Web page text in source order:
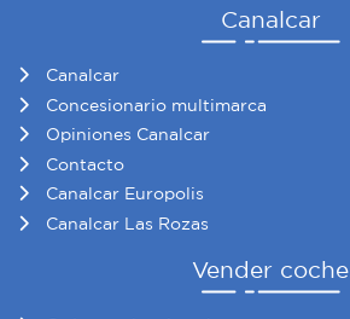
Canalcar
Canalcar
Concesionario multimarca
Opiniones Canalcar
Contacto
Canalcar Europolis
Canalcar Las Rozas
Vender coche